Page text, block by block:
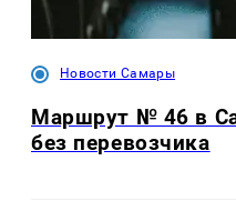
Новости Самары
Маршрут № 46 в
без перевозчика